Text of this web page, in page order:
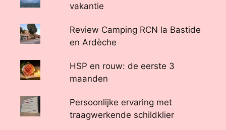
vakantie
Review Camping RCN la Bastide
en Ardèche
HSP en rouw: de eerste 3
maanden
Persoonlijke ervaring met
traagwerkende schildklier